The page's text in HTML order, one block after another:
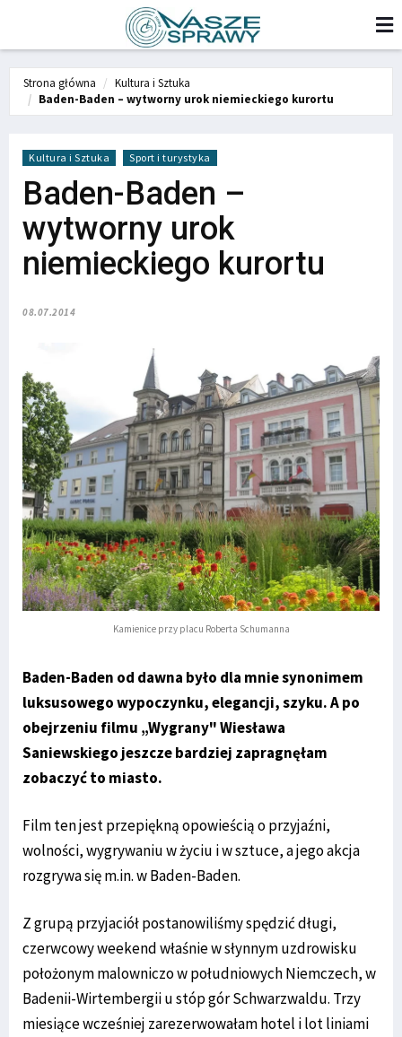
Strona główna
Kultura i Sztuka
Baden-Baden – wytworny urok niemieckiego kurortu
Kultura i Sztuka Sport i turystyka
Baden-Baden –
wytworny urok
niemieckiego kurortu
08.07.2014
Kamienice przy placu Roberta Schumanna
Baden-Baden od dawna było dla mnie synonimem
luksusowego wypoczynku, elegancji, szyku. A po
obejrzeniu filmu „Wygrany" Wiesława
Saniewskiego jeszcze bardziej zapragnęłam
zobaczyć to miasto.
Film ten jest przepiękną opowieścią o przyjaźni,
wolności, wygrywaniu w życiu i w sztuce, a jego akcja
rozgrywa się m.in. w Baden-Baden.
Z grupą przyjaciół postanowiliśmy spędzić długi,
czerwcowy weekend właśnie w słynnym uzdrowisku
położonym malowniczo w południowych Niemczech, w
Badenii-Wirtembergii u stóp gór Schwarzwaldu. Trzy
miesiące wcześniej zarezerwowałam hotel i lot liniami